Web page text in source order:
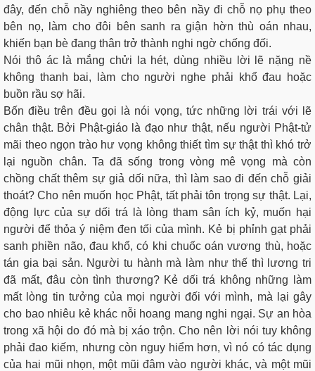
đây, đến chỗ nầy nghiêng theo bên nầy đi chỗ nọ phụ theo
bên nọ, làm cho đôi bên sanh ra giận hờn thù oán nhau,
khiến bạn bè đang thân trở thành nghi ngờ chống đối.
Nói thô ác là mắng chửi la hét, dùng nhiều lời lẽ nặng nề
không thanh bai, làm cho người nghe phải khổ đau hoặc
buồn rầu sợ hãi.
Bốn điều trên đều gọi là nói vọng, tức những lời trái với lẽ
chân thật. Bởi Phật-giáo là đạo như thật, nếu người Phật-tử
mãi theo ngọn trào hư vọng không thiết tìm sự thật thì khó trở
lại nguồn chân. Ta đã sống trong vòng mê vọng mà còn
chồng chất thêm sự giả dối nữa, thì làm sao đi đến chỗ giải
thoát? Cho nên muốn học Phật, tất phải tôn trọng sự thật. Lại,
động lực của sự dối trá là lòng tham sân ích kỷ, muốn hại
người để thỏa ý niệm đen tối của mình. Kẻ bị phỉnh gạt phải
sanh phiền não, đau khổ, có khi chuốc oán vương thù, hoặc
tán gia bại sản. Người tu hành mà làm như thế thì lương tri
đã mất, đâu còn tình thương? Kẻ dối trá không những làm
mất lòng tin tưởng của mọi người đối với mình, mà lại gây
cho bao nhiêu kẻ khác nỗi hoang mang nghi ngại. Sự an hòa
trong xã hội do đó mà bị xáo trộn. Cho nên lời nói tuy không
phải đao kiếm, nhưng còn nguy hiểm hơn, vì nó có tác dụng
của hai mũi nhọn, một mũi đâm vào người khác, và một mũi